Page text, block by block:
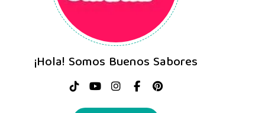
¡Hola! Somos Buenos Sabores